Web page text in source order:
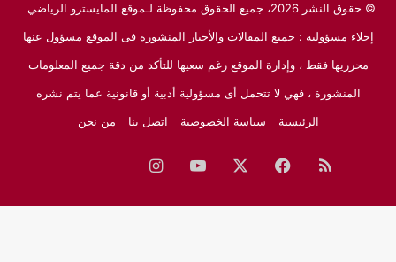
© حقوق النشر 2026، جميع الحقوق محفوظة لـموقع المايسترو الرياضي
إخلاء مسؤولية : جميع المقالات والأخبار المنشورة فى الموقع مسؤول عنها
محرريها فقط ، وإدارة الموقع رغم سعيها للتأكد من دقة جميع المعلومات
المنشورة ، فهي لا تتحمل أى مسؤولية أدبية أو قانونية عما يتم نشره
الرئيسية
سياسة الخصوصية اتصل بنا من نحن
ملخص
الموقع
فيسبوك ‫YouTubeانستقرام
نيوز